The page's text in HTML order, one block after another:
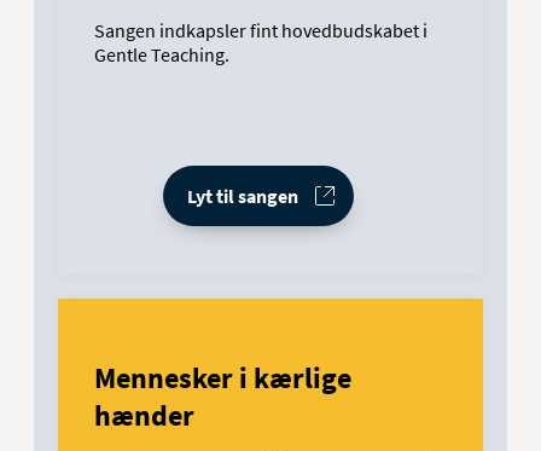
Sangen indkapsler fint hovedbudskabet i
Gentle Teaching.
Lyt til sangen
Mennesker i kærlige
hænder